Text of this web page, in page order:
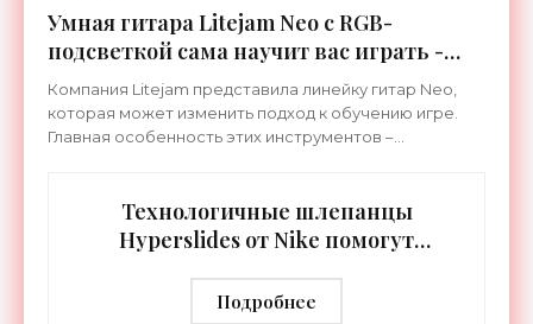
Умная гитара Litejam Neo с RGB-
подсветкой сама научит вас играть -
«Гаджеты»
Компания Litejam представила линейку гитар Neo,
которая может изменить подход к обучению игре.
Главная особенность этих инструментов –
Технологичные шлепанцы
Hyperslides от Nike помогут
тренировки - «Гаджеты»
Подробнее